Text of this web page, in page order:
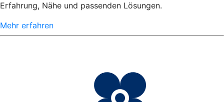
Erfahrung, Nähe und passenden Lösungen.
Mehr erfahren